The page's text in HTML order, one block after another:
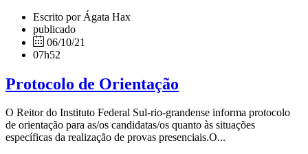
Escrito por Ágata Hax
publicado
06/10/21
07h52
Protocolo de Orientação
O Reitor do Instituto Federal Sul-rio-grandense informa protocolo
de orientação para as/os candidatas/os quanto às situações
específicas da realização de provas presenciais.O...